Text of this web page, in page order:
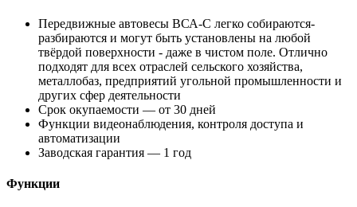
Передвижные автовесы ВСА-С легко собираются-
разбираются и могут быть установлены на любой
твёрдой поверхности - даже в чистом поле. Отлично
подходят для всех отраслей сельского хозяйства,
металлобаз, предприятий угольной промышленности и
других сфер деятельности
Срок окупаемости — от 30 дней
Функции видеонаблюдения, контроля доступа и
автоматизации
Заводская гарантия — 1 год
Функции